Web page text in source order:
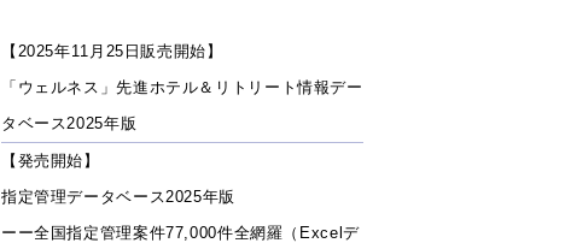
【2025年11月25日販売開始】
「ウェルネス」先進ホテル＆リトリート情報デー
タベース2025年版
【発売開始】
指定管理データベース2025年版
ーー全国指定管理案件77,000件全網羅（Excelデ